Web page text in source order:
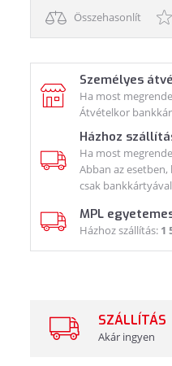
Összehasonlít
Személyes
Ha most
Átvételkor
Házhoz
Ha most
Abban az
csak
MPL
Házhoz szállítás: 1
SZÁLLÍTÁS
Akár ingyen